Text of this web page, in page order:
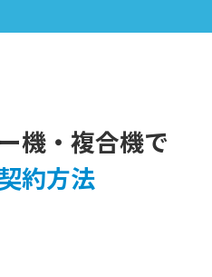
機・複合機で
約方法